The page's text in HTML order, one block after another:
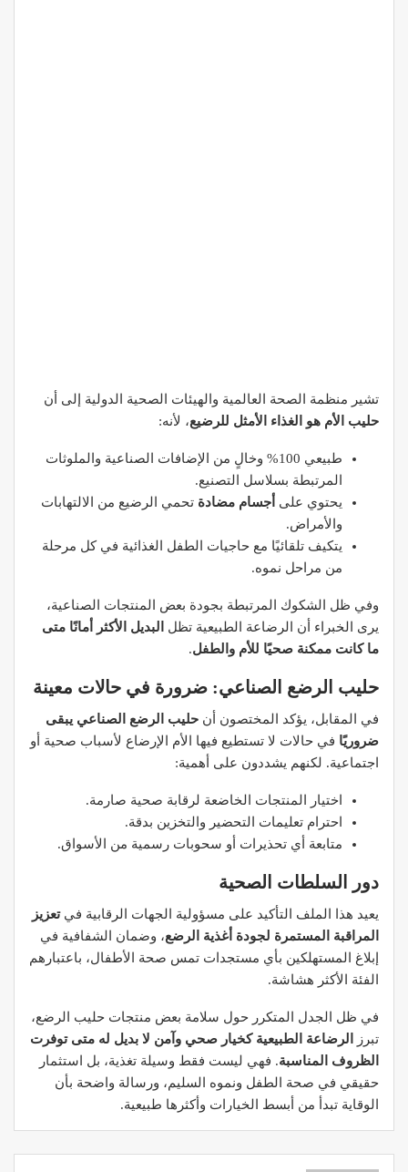
تشير منظمة الصحة العالمية والهيئات الصحية الدولية إلى أن
حليب الأم هو الغذاء الأمثل للرضيع، لأنه:
طبيعي 100% وخالٍ من الإضافات الصناعية والملوثات
المرتبطة بسلاسل التصنيع.
يحتوي على أجسام مضادة تحمي الرضيع من الالتهابات
والأمراض.
يتكيف تلقائيًا مع حاجيات الطفل الغذائية في كل مرحلة
من مراحل نموه.
وفي ظل الشكوك المرتبطة بجودة بعض المنتجات الصناعية،
يرى الخبراء أن الرضاعة الطبيعية تظل
البديل الأكثر أمانًا متى
ما كانت ممكنة صحيًا للأم والطفل.
حليب الرضع الصناعي: ضرورة في حالات معينة
في المقابل، يؤكد المختصون أن حليب الرضع الصناعي يبقى
ضروريًا في حالات لا تستطيع فيها الأم الإرضاع لأسباب صحية أو
اجتماعية. لكنهم يشددون على أهمية:
اختيار المنتجات الخاضعة لرقابة صحية صارمة.
احترام تعليمات التحضير والتخزين بدقة.
متابعة أي تحذيرات أو سحوبات رسمية من الأسواق.
دور السلطات الصحية
يعيد هذا الملف التأكيد على مسؤولية الجهات الرقابية فيتعزيز
المراقبة المستمرة لجودة أغذية الرضع، وضمان الشفافية في
إبلاغ المستهلكين بأي مستجدات تمس صحة الأطفال، باعتبارهم
الفئة الأكثر هشاشة.
في ظل الجدل المتكرر حول سلامة بعض منتجات حليب الرضع،
تبرز
الرضاعة الطبيعية كخيار صحي وآمن لا بديل له متى توفرت
الظروف المناسبة. فهي ليست فقط وسيلة تغذية، بل استثمار
حقيقي في صحة الطفل ونموه السليم، ورسالة واضحة بأن
الوقاية تبدأ من أبسط الخيارات وأكثرها طبيعية.